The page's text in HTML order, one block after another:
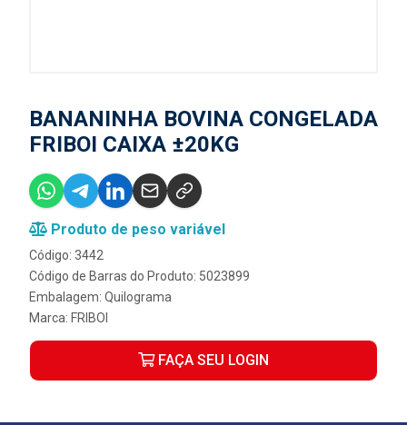
BANANINHA BOVINA CONGELADA
FRIBOI CAIXA ±20KG
Produto de peso variável
Código: 3442
Código de Barras do Produto: 5023899
Embalagem: Quilograma
Marca: FRIBOI
FAÇA SEU LOGIN